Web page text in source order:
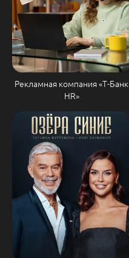
Рекламная компания «Т-Банк
HR»